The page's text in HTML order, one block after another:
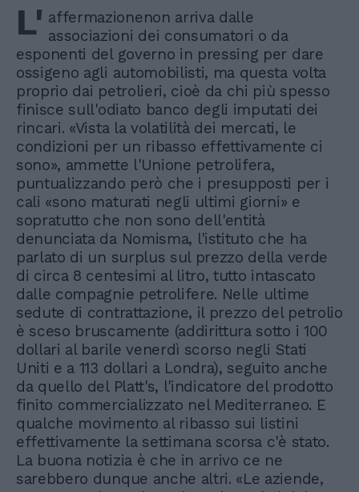
L' affermazionenon arriva dalle
associazioni dei consumatori o da
esponenti del governo in pressing per dare
ossigeno agli automobilisti, ma questa volta
proprio dai petrolieri, cioè da chi più spesso
finisce sull'odiato banco degli imputati dei
rincari. «Vista la volatilità dei mercati, le
condizioni per un ribasso effettivamente ci
sono», ammette l'Unione petrolifera,
puntualizzando però che i presupposti per i
cali «sono maturati negli ultimi giorni» e
sopratutto che non sono dell'entità
denunciata da Nomisma, l'istituto che ha
parlato di un surplus sul prezzo della verde
di circa 8 centesimi al litro, tutto intascato
dalle compagnie petrolifere. Nelle ultime
sedute di contrattazione, il prezzo del petrolio
è sceso bruscamente (addirittura sotto i 100
dollari al barile venerdì scorso negli Stati
Uniti e a 113 dollari a Londra), seguito anche
da quello del Platt's, l'indicatore del prodotto
finito commercializzato nel Mediterraneo. E
qualche movimento al ribasso sui listini
effettivamente la settimana scorsa c'è stato.
La buona notizia è che in arrivo ce ne
sarebbero dunque anche altri. «Le aziende,